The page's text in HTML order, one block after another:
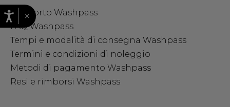
Supporto Washpass
FAQ Washpass
Tempi e modalità di consegna Washpass
Termini e condizioni di noleggio
Metodi di pagamento Washpass
Resi e rimborsi Washpass
×